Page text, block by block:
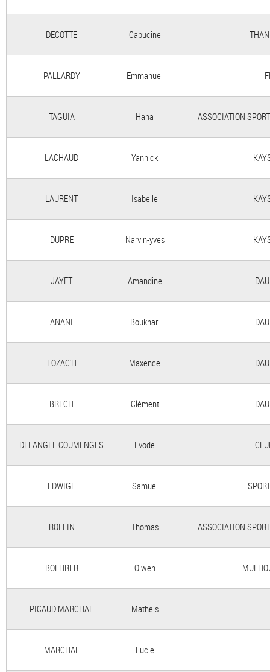
DECOTTE Capucine
PALLARDY Emmanuel
TAGUIA Hana ASSOCIATION
LACHAUD Yannick
LAURENT Isabelle
DUPRE Narvin-yves
JAYET Amandine
ANANI Boukhari
LOZAC'H Maxence
BRECH Clément
DELANGLE COUMENGES Evode
EDWIGE Samuel
ROLLIN Thomas ASSOCIATION
BOEHRER Olwen
PICAUD MARCHAL Matheis
MARCHAL Lucie